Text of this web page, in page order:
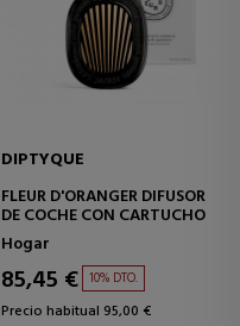
DIPTYQUE
FLEUR D'ORANGER DIFUSOR
DE COCHE CON CARTUCHO
Hogar
85,45 € 10% DTO.
Precio habitual 95,00 €